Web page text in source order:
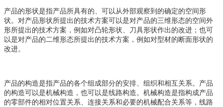
产品的形状是指产品所具有的、可以从外部观察到的确定的空间形
状。对产品形状所提出的技术方案可以是对产品的三维形态的空间外
形所提出的技术方案，例如对凸轮形状、刀具形状作出的改进；也可
以是对产品的二维形态所提出的技术方案，例如对型材的断面形状的
改进。
产品的构造是指产品的各个组成部分的安排、组织和相互关系。产品
的构造可以是机械构造，也可以是线路构造。机械构造是指构成产品
的零部件的相对位置关系、连接关系和必要的机械配合关系等，线路